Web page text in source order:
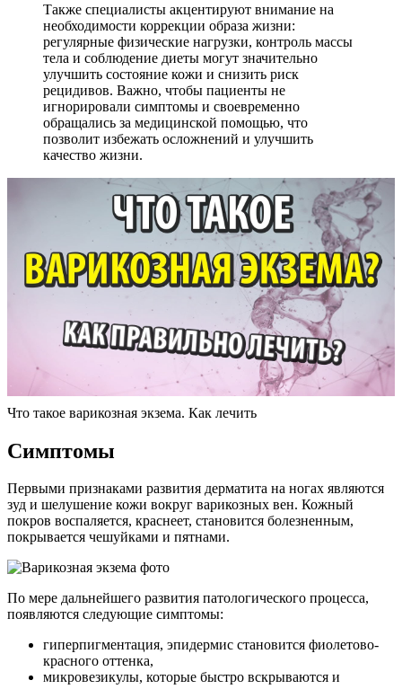
Также специалисты акцентируют внимание на
необходимости коррекции образа жизни:
регулярные физические нагрузки, контроль массы
тела и соблюдение диеты могут значительно
улучшить состояние кожи и снизить риск
рецидивов. Важно, чтобы пациенты не
игнорировали симптомы и своевременно
обращались за медицинской помощью, что
позволит избежать осложнений и улучшить
качество жизни.
Что такое варикозная экзема. Как лечить
Симптомы
Первыми признаками развития дерматита на ногах являются
зуд и шелушение кожи вокруг варикозных вен. Кожный
покров воспаляется, краснеет, становится болезненным,
покрывается чешуйками и пятнами.
По мере дальнейшего развития патологического процесса,
появляются следующие симптомы:
гиперпигментация, эпидермис становится фиолетово-
красного оттенка,
микровезикулы, которые быстро вскрываются и